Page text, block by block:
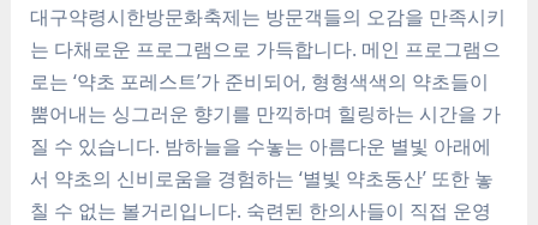
대구약령시한방문화축제는 방문객들의 오감을 만족시키
는 다채로운 프로그램으로 가득합니다. 메인 프로그램으
로는 ‘약초 포레스트’가 준비되어, 형형색색의 약초들이
뿜어내는 싱그러운 향기를 만끽하며 힐링하는 시간을 가
질 수 있습니다. 밤하늘을 수놓는 아름다운 별빛 아래에
서 약초의 신비로움을 경험하는 ‘별빛 약초동산’ 또한 놓
칠 수 없는 볼거리입니다. 숙련된 한의사들이 직접 운영